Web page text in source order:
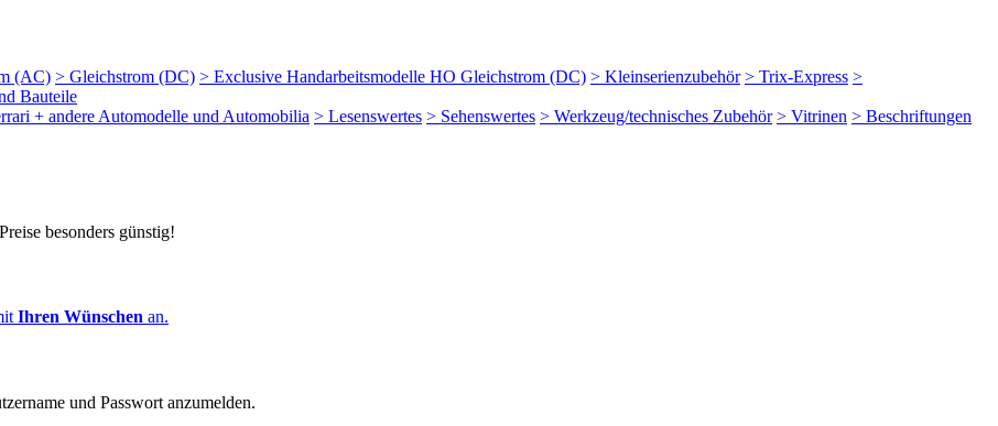
(AC) > Gleichstrom (DC) > Exclusive Handarbeitsmodelle HO Gleichstrom (DC) > Kleinserienzubehör > Trix-Express >
Bauteile
+ andere Automodelle und Automobilia > Lesenswertes > Sehenswertes > Werkzeug/technisches Zubehör > Vitrinen > Beschriftungen
besonders günstig!
Ihren Wünschen an.
und Passwort anzumelden.